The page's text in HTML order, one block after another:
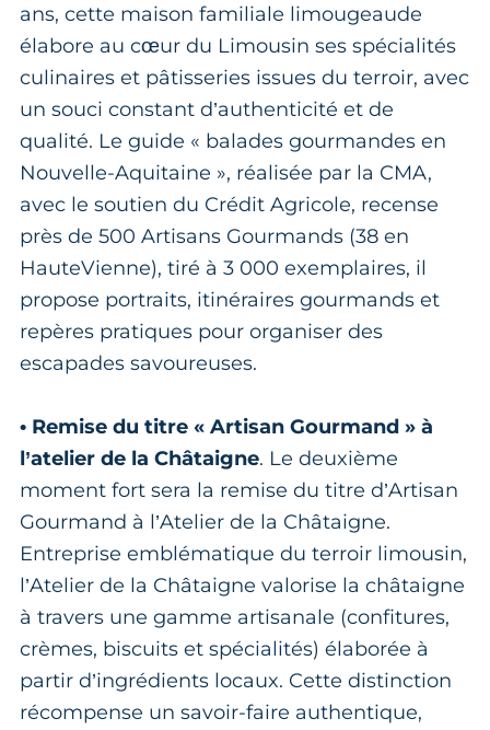
ans, cette maison familiale limougeaude
élabore au cœur du Limousin ses spécialités
culinaires et pâtisseries issues du terroir, avec
un souci constant d’authenticité et de
qualité. Le guide « balades gourmandes en
Nouvelle-Aquitaine », réalisée par la CMA,
avec le soutien du Crédit Agricole, recense
près de 500 Artisans Gourmands (38 en
HauteVienne), tiré à 3 000 exemplaires, il
propose portraits, itinéraires gourmands et
repères pratiques pour organiser des
escapades savoureuses.
• Remise du titre « Artisan Gourmand » à
l’atelier de la Châtaigne. Le deuxième
moment fort sera la remise du titre d’Artisan
Gourmand à l’Atelier de la Châtaigne.
Entreprise emblématique du terroir limousin,
l’Atelier de la Châtaigne valorise la châtaigne
à travers une gamme artisanale (confitures,
crèmes, biscuits et spécialités) élaborée à
partir d’ingrédients locaux. Cette distinction
récompense un savoir-faire authentique,